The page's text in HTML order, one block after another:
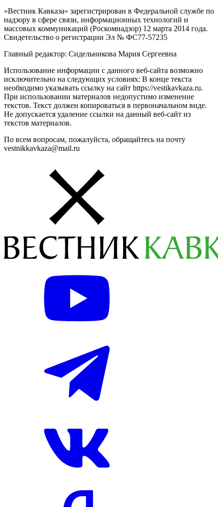
«Вестник Кавказа» зарегистрирован в Федеральной службе по
надзору в сфере связи, информационных технологий и
массовых коммуникаций (Роскомнадзор) 12 марта 2014 года.
Свидетельство о регистрации Эл № ФС77-57235
Главный редактор: Сидельникова Мария Сергеевна
Использование информации с данного веб-сайта возможно
исключительно на следующих условиях: В конце текста
необходимо указывать ссылку на сайт https://vestikavkaza.ru.
При использовании материалов недопустимо изменение
текстов. Текст должен копироваться в первоначальном виде.
Не допускается удаление ссылки на данный веб-сайт из
текстов материалов.
По всем вопросам, пожалуйста, обращайтесь на почту
vestnikkavkaza@mail.ru